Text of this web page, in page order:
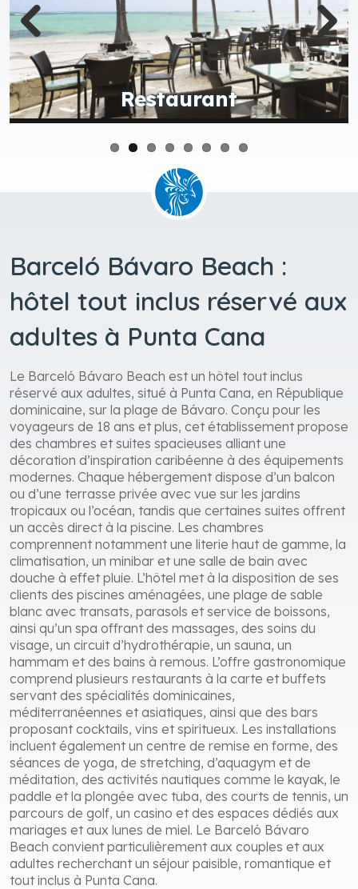
Restaurant
Barceló Bávaro Beach :
hôtel tout inclus réservé aux
adultes à Punta Cana
Le Barceló Bávaro Beach est un hôtel tout inclus
réservé aux adultes, situé à Punta Cana, en République
dominicaine, sur la plage de Bávaro. Conçu pour les
voyageurs de 18 ans et plus, cet établissement propose
des chambres et suites spacieuses alliant une
décoration d’inspiration caribéenne à des équipements
modernes. Chaque hébergement dispose d’un balcon
ou d’une terrasse privée avec vue sur les jardins
tropicaux ou l’océan, tandis que certaines suites offrent
un accès direct à la piscine. Les chambres
comprennent notamment une literie haut de gamme, la
climatisation, un minibar et une salle de bain avec
douche à effet pluie. L’hôtel met à la disposition de ses
clients des piscines aménagées, une plage de sable
blanc avec transats, parasols et service de boissons,
ainsi qu’un spa offrant des massages, des soins du
visage, un circuit d’hydrothérapie, un sauna, un
hammam et des bains à remous. L’offre gastronomique
comprend plusieurs restaurants à la carte et buffets
servant des spécialités dominicaines,
méditerranéennes et asiatiques, ainsi que des bars
proposant cocktails, vins et spiritueux. Les installations
incluent également un centre de remise en forme, des
séances de yoga, de stretching, d’aquagym et de
méditation, des activités nautiques comme le kayak, le
paddle et la plongée avec tuba, des courts de tennis, un
parcours de golf, un casino et des espaces dédiés aux
mariages et aux lunes de miel. Le Barceló Bávaro
Beach convient particulièrement aux couples et aux
adultes recherchant un séjour paisible, romantique et
tout inclus à Punta Cana.